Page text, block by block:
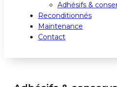
Adhésifs &
Reconditionnés
Maintenance
Contact